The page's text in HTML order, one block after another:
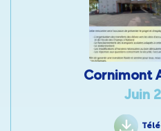
Cornimont
Juin